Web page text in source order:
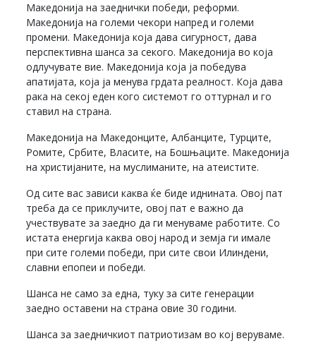
Македонија на заеднички победи, реформи.
Македонија на големи чекори напред и големи
промени. Македонија која дава сигурност, дава
перспективна шанса за секого. Македонија во која
одлучувате вие. Македонија која ја победува
апатијата, која ја менува грдата реалност. Која дава
рака на секој еден кого системот го оттурнал и го
ставил на страна.
Македонија на Македонците, Албанците, Турците,
Ромите, Србите, Власите, на Бошњаците. Македонија
на христијаните, на муслиманите, на атеистите.
Од сите вас зависи каква ќе биде иднината. Овој пат
треба да се приклучите, овој пат е важно да
учествувате за заедно да ги менуваме работите. Со
истата енергија каква овој народ и земја ги имале
при сите големи победи, при сите свои Илиндени,
славни епопеи и победи.
Шанса не само за една, туку за сите генерации
заедно оставени на страна овие 30 години.
Шанса за заедничкиот патриотизам во кој веруваме.